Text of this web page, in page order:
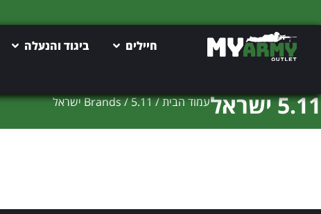
חיילים ביגוד והנעלה
5.11 ישראל עמוד הבית/ Brands / 5.11 ישראל